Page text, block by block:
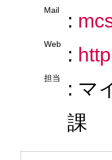
Mail :
Web :
担当
: マ
課